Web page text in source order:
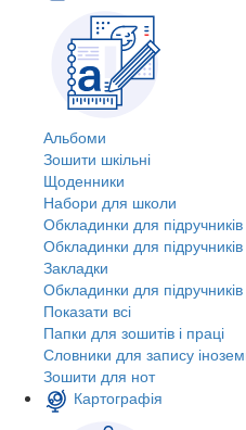
Альбоми
Зошити шкільні
Щоденники
Набори для школи
Обкладинки для підручників
Обкладинки для підручників
Закладки
Обкладинки для підручників
Показати всі
Папки для зошитів і праці
Словники для запису
Зошити для нот
Картографія